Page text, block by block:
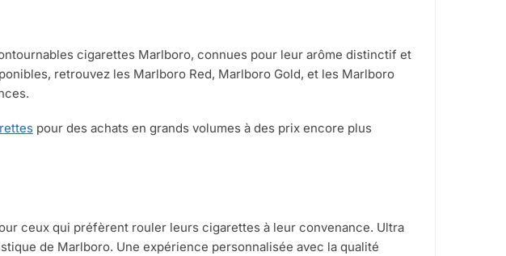
cigarettes Marlboro, connues pour leur arôme distinctif et
retrouvez les Marlboro Red, Marlboro Gold, et les Marlboro
pour des achats en grands volumes à des prix encore plus
ceux qui préfèrent rouler leurs cigarettes à leur convenance. Ultra
de Marlboro. Une expérience personnalisée avec la qualité